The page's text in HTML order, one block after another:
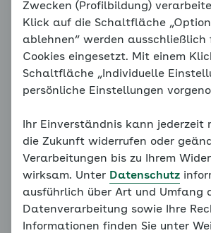
Daher wollen wir Ihnen hier auch
vorschlagen.
Beim isometrischen Krafttraining
Muskelgruppen angespannt, ohne
vollführen. Generell sollte diese
werden. Nach zwei Minuten Pause
Neuem. Das Ganze wird drei- bis
Sie können die Belastung steigern,
Spannung bis maximal eine
Vergessen Sie dabei nicht, ruhig
weiter zu atmen.
Zwecken (Profilbildung)
Klick auf die Schaltfläche
ablehnen“ werden
Cookies eingesetzt. Mit einem
Schaltfläche „Individuelle
persönliche Einstellungen
Ihr Einverständnis kann jederzeit
die Zukunft widerrufen oder
Verarbeitungen bis zu Ihrem
wirksam. Unter Datenschutz
ausführlich über Art und Umfang
Datenverarbeitung sowie Ihre
Informationen finden Sie unter